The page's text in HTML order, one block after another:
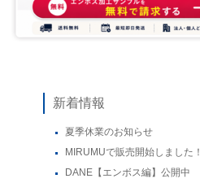
新着情報
夏季休業のお知らせ
MIRUMUで販売開始しました！
DANE【エンボス編】公開中